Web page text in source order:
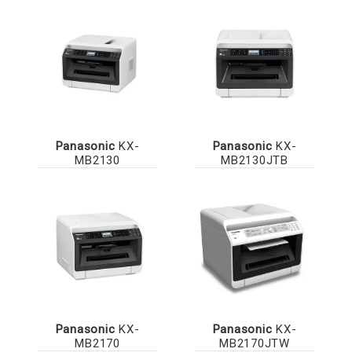
Panasonic KX-
MB2130
Panasonic KX-
MB2130JTB
Panasonic KX-
MB2170
Panasonic KX-
MB2170JTW